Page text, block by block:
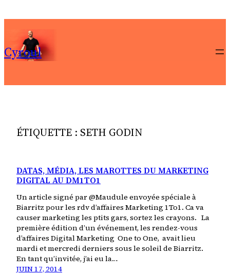
au
contenu
Cyroul
ÉTIQUETTE : SETH GODIN
DATAS, MÉDIA, LES MAROTTES DU MARKETING
DIGITAL AU DM1TO1
Un article signé par @Maudule envoyée spéciale à
Biarritz pour les rdv d’affaires Marketing 1To1. Ca va
causer marketing les ptits gars, sortez les crayons. La
première édition d’un événement, les rendez-vous
d’affaires Digital Marketing One to One, avait lieu
mardi et mercredi derniers sous le soleil de Biarritz.
En tant qu’invitée, j’ai eu la…
JUIN 17, 2014